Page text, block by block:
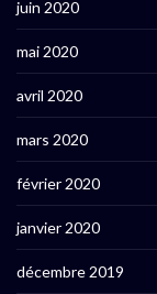
juin 2020
mai 2020
avril 2020
mars 2020
février 2020
janvier 2020
décembre 2019